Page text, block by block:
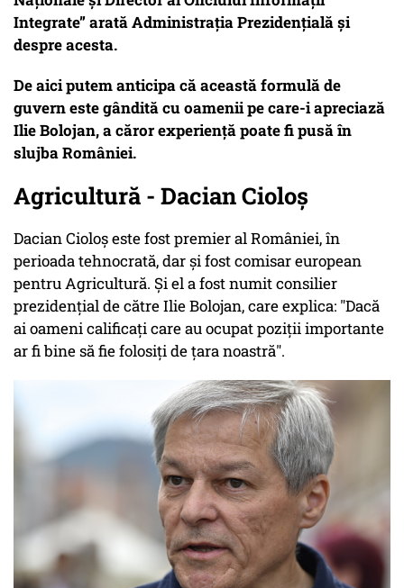
Integrate” arată Administrația Prezidențială și
despre acesta.
De aici putem anticipa că această formulă de
guvern este gândită cu oamenii pe care-i apreciază
Ilie Bolojan, a căror experiență poate fi pusă în
slujba României.
Agricultură - Dacian Cioloș
Dacian Cioloș este fost premier al României, în
perioada tehnocrată, dar și fost comisar european
pentru Agricultură. Și el a fost numit consilier
prezidențial de către Ilie Bolojan, care explica: "Dacă
ai oameni calificaţi care au ocupat poziţii importante
ar fi bine să fie folosiţi de ţara noastră".